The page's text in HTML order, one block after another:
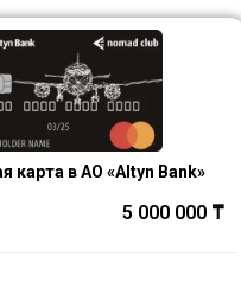
карта в АО «Altyn Bank»
5 000 000 ₸